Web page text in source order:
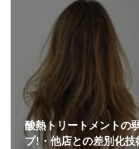
酸熱トリートメントの
プ!・他店との差別化技